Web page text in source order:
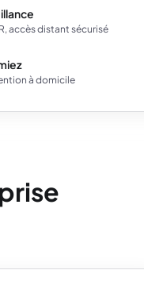
accès distant sécurisé
à domicile